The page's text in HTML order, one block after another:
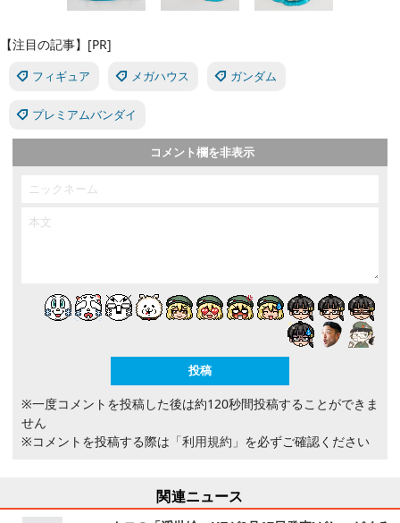
【注目の記事】[PR]
フィギュア メガハウス ガンダム
プレミアムバンダイ
コメント欄を非表示
※一度コメントを投稿した後は約120秒間投稿することができま
せん
※コメントを投稿する際は 「利用規約」 を必ずご確認ください
関連ニュース